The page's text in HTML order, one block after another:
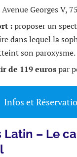
Georges V,
:proposer un
dans lequel la
son paroxysme.
de 119 eurospar
Infos et
Latin – Le